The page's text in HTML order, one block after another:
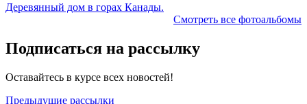
Деревянный дом в горах Канады.
Смотреть все фотоальбомы
Подписаться на рассылку
Оставайтесь в курсе всех новостей!
Предыдущие рассылки